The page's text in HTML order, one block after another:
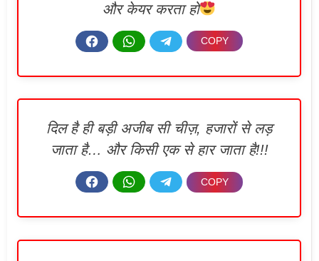
और केयर करता हो
दिल है ही बड़ी अजीब सी चीज़, हजारों से लड़
जाता है… और किसी एक से हार जाता है!!!